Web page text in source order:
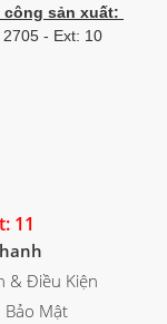
công sản xuất:
- Ext: 10
11
& Điều Kiện
Bảo Mật